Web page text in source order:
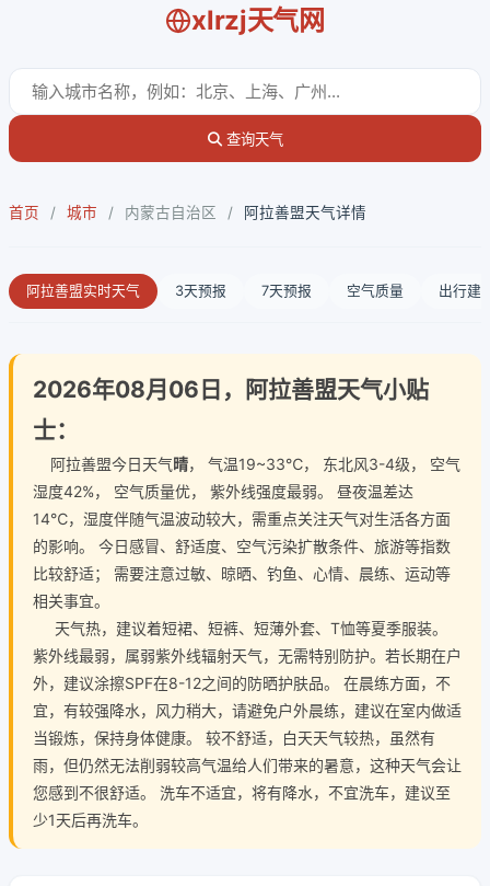
xlrzj天气网
查询天气
首页 / 城市 / 内蒙古自治区 / 阿拉善盟天气详情
阿拉善盟实时天气 3天预报 7天预报 空气质量 出行建
2026年08月06日，阿拉善盟天气小贴
士：
阿拉善盟今日天气晴， 气温19~33℃， 东北风3-4级， 空气
湿度42%， 空气质量优， 紫外线强度最弱。 昼夜温差达
14℃，湿度伴随气温波动较大，需重点关注天气对生活各方面
的影响。 今日感冒、舒适度、空气污染扩散条件、旅游等指数
比较舒适； 需要注意过敏、晾晒、钓鱼、心情、晨练、运动等
相关事宜。
天气热，建议着短裙、短裤、短薄外套、T恤等夏季服装。
紫外线最弱，属弱紫外线辐射天气，无需特别防护。若长期在户
外，建议涂擦SPF在8-12之间的防晒护肤品。 在晨练方面，不
宜，有较强降水，风力稍大，请避免户外晨练，建议在室内做适
当锻炼，保持身体健康。 较不舒适，白天天气较热，虽然有
雨，但仍然无法削弱较高气温给人们带来的暑意，这种天气会让
您感到不很舒适。 洗车不适宜，将有降水，不宜洗车，建议至
少1天后再洗车。